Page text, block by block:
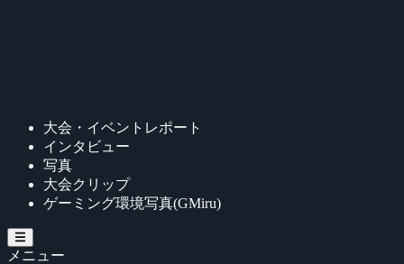
大会・イベントレポート
インタビュー
写真
大会クリップ
ゲーミング環境写真(GMiru)
メニュー